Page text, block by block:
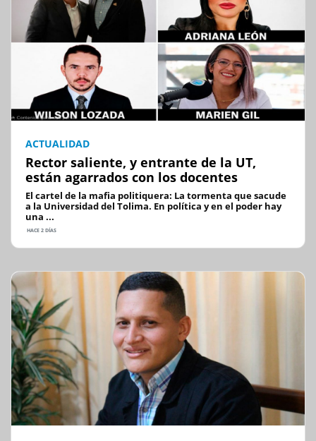
ACTUALIDAD
Rector saliente, y entrante de la UT,
están agarrados con los docentes
El cartel de la mafia politiquera: La tormenta que sacude
a la Universidad del Tolima. En política y en el poder hay
una ...
HACE 2 DÍAS